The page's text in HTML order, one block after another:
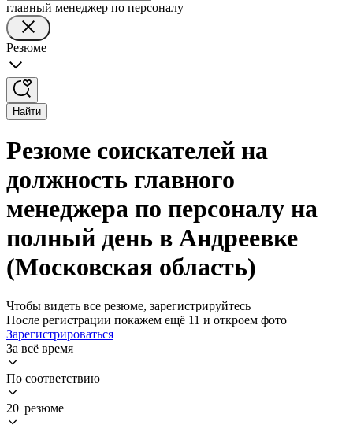
главный менеджер по персоналу
Резюме
Найти
Резюме соискателей на
должность главного
менеджера по персоналу на
полный день в Андреевке
(Московская область)
Чтобы видеть все резюме, зарегистрируйтесь
После регистрации покажем ещё 11 и откроем фото
Зарегистрироваться
За всё время
По соответствию
20 резюме